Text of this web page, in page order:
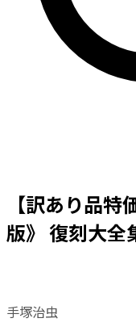
【訳あり品
版》 復刻大全
手塚治虫